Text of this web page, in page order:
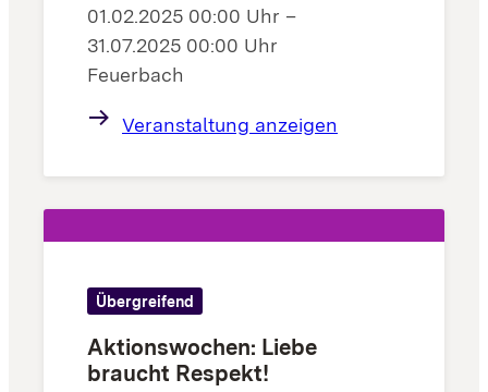
01.02.2025 00:00 Uhr –
31.07.2025 00:00 Uhr
Feuerbach
Veranstaltung anzeigen
Übergreifend
Aktionswochen: Liebe
braucht Respekt!